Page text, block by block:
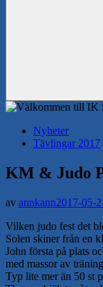
Nyheter
Tävlingar 2017
KM & Judo
av annkann2017-05-
Vilken judo fest det
Solen skiner från en
John första på plats
med massor av
Typ lite mer än 50 st